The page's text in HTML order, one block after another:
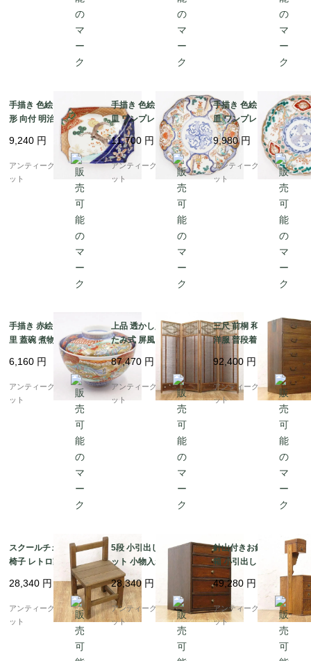
手描き 色絵 伊万里 角
形 向付 明治・大正 ア
ンティーク 和食器 ハレ
の日（松・鳥・花唐
草・菱・シダ）
9,240 円
アンティークブルーパロ
ット
手描き 色絵 中皿 七寸
皿 ワンプレート おしゃ
れ 大正 骨董 アンティ
ーク 和食器 おもてなし
パステル（唐花・唐
草・鳳凰・立湧・盆
11,700 円
アンティークブルーパロ
ット
手描き 色絵 中皿 七寸
皿 ワンプレート おしゃ
れ 大正 骨董 アンティ
ーク 和食器 おもてなし
（松竹梅・三つ葉・鳳
凰・菊・菱）
9,980円
アンティークブルーパロ
ット
手描き 赤絵 錦手 伊万
里 蓋碗 煮物碗 アンテ
ィーク 骨董 和食器 お
しゃれ 日本製 おもてな
し 華やか（鳳凰・菊唐
草・シダ）
6,160 円
アンティークブルーパロ
ット
上品 透かし入り 折りた
たみ式 屏風 衝立 パー
テーション 間仕切り 簾
屏風 四連 4枚折り アン
ティーク ヴィンテージ
骨董 インテリア
87,470 円
アンティークブルーパロ
ット
三尺 前桐 和箪笥 着物
洋服 普段着 大正 昭和
初期 アンティーク 和家
具 和骨董 シンプル 洗
練
92,400 円
アンティークブルーパロ
ット
スクールチェア 学校の
椅子 レトロ家具 教室
ヴィンテージ アンティ
ーク 日本製 子供 かわ
28,340 円
アンティークブルーパロ
ット
5段 小引出し キャビネ
ット 小物入れ 収納 ア
ンティーク 骨董 日本製
シンプル ナチュラル
28,340 円
アンティークブルーパロ
ット
針山付きお針箱 お裁縫
箱 小引出し 小物入れ
日本の道具 古民具 和骨
董 アンティーク 木製
ケヤキ材
49,280 円
アンティークブルーパロ
ット